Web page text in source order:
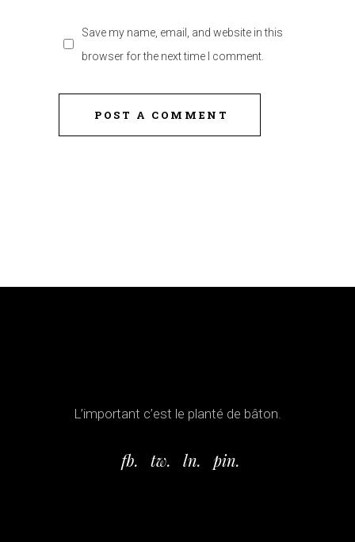
Save my name, email, and website in this
browser for the next time I comment.
POST A COMMENT
L’important c’est le planté de bâton.
fb. tw. ln. pin.